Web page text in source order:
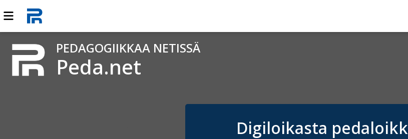
PEDAGOGIIKKAA NETISSÄ
Peda.net
Digiloikasta